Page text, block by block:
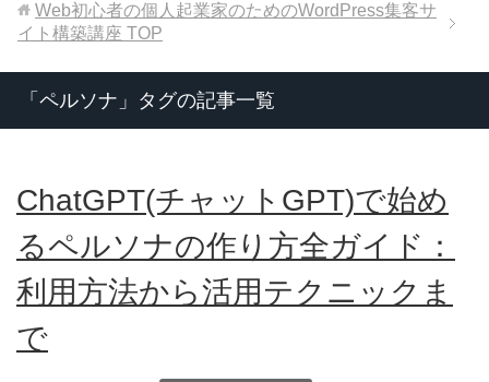
Web初心者の個人起業家のためのWordPress集客サ
イト構築講座 TOP
「ペルソナ」タグの記事一覧
ChatGPT(チャットGPT)で始め
るペルソナの作り方全ガイド：
利用方法から活用テクニックま
で